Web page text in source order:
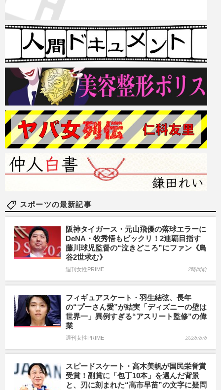
スポーツの最新記事
阪神タイガース・元山飛優の落球エラーに
DeNA・牧秀悟もビックリ！2連覇目指す
藤川球児監督の“泣きどころ”にファン《鳥
谷2世求む》
週刊女性PRIME 2時間前
フィギュアスケート・羽生結弦、長年
の“プーさん愛”が結実「ディズニーの壁は
世界一」異例すぎる“アスリート監修”の偉
業
週刊女性PRIME 2026/8/6
スピードスケート・高木美帆が国民栄誉賞
受賞！副賞に「包丁10本」を選んだ背景
と、刃に刻まれた“高市早苗”の文字に疑問